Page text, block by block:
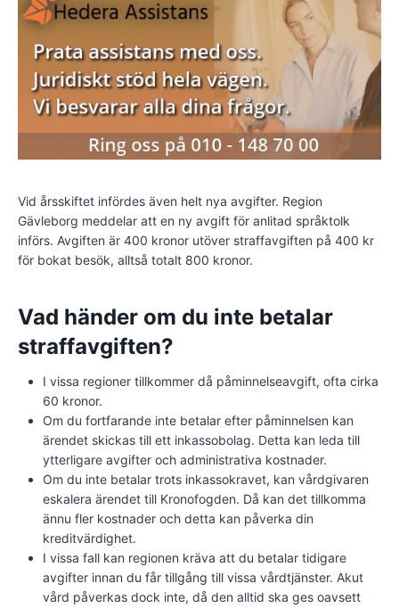
Vid årsskiftet infördes även helt nya avgifter. Region
Gävleborg meddelar att en ny avgift för anlitad språktolk
införs. Avgiften är 400 kronor utöver straffavgiften på 400 kr
för bokat besök, alltså totalt 800 kronor.
Vad händer om du inte betalar
straffavgiften?
I vissa regioner tillkommer då påminnelseavgift, ofta cirka
60 kronor.
Om du fortfarande inte betalar efter påminnelsen kan
ärendet skickas till ett inkassobolag. Detta kan leda till
ytterligare avgifter och administrativa kostnader.
Om du inte betalar trots inkassokravet, kan vårdgivaren
eskalera ärendet till Kronofogden. Då kan det tillkomma
ännu fler kostnader och detta kan påverka din
kreditvärdighet.
I vissa fall kan regionen kräva att du betalar tidigare
avgifter innan du får tillgång till vissa vårdtjänster. Akut
vård påverkas dock inte, då den alltid ska ges oavsett